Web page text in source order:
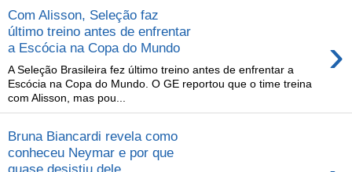
Com Alisson, Seleção faz
último treino antes de enfrentar
a Escócia na Copa do Mundo
›
A Seleção Brasileira fez último treino antes de enfrentar a
Escócia na Copa do Mundo. O GE reportou que o time treina
com Alisson, mas pou...
Bruna Biancardi revela como
conheceu Neymar e por que
quase desistiu dele